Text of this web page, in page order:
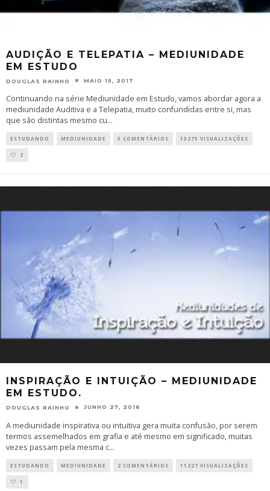
AUDIÇÃO E TELEPATIA – MEDIUNIDADE
EM ESTUDO
DOUGLAS RAINHO MAIO 15, 2017
Continuando na série Mediunidade em Estudo, vamos abordar agora a
mediunidade Auditiva e a Telepatia, muito confundidas entre si, mas
que são distintas mesmo cu...
ESTUDANDO MEDIUNIDADE 5 COMENTÁRIOS 13275 VISUALIZAÇÕES
2
INSPIRAÇÃO E INTUIÇÃO – MEDIUNIDADE
EM ESTUDO.
DOUGLAS RAINHO JUNHO 27, 2016
A mediunidade inspirativa ou intuitiva gera muita confusão, por serem
termos assemelhados em grafia e até mesmo em significado, muitas
vezes passam pela mesma c...
ESTUDANDO MEDIUNIDADE 2 COMENTÁRIOS 11227 VISUALIZAÇÕES
1